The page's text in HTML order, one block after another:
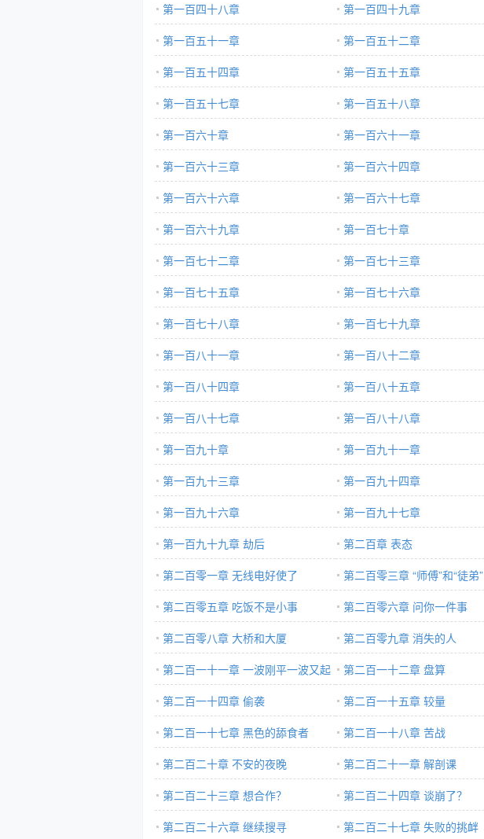
第一百四十八章
第一百四十九章
第一百五十一章
第一百五十二章
第一百五十四章
第一百五十五章
第一百五十七章
第一百五十八章
第一百六十章
第一百六十一章
第一百六十三章
第一百六十四章
第一百六十六章
第一百六十七章
第一百六十九章
第一百七十章
第一百七十二章
第一百七十三章
第一百七十五章
第一百七十六章
第一百七十八章
第一百七十九章
第一百八十一章
第一百八十二章
第一百八十四章
第一百八十五章
第一百八十七章
第一百八十八章
第一百九十章
第一百九十一章
第一百九十三章
第一百九十四章
第一百九十六章
第一百九十七章
第一百九十九章 劫后
第二百章 表态
第二百零一章 无线电好使了
第二百零三章 “师傅”和“徒弟”
第二百零五章 吃饭不是小事
第二百零六章 问你一件事
第二百零八章 大桥和大厦
第二百零九章 消失的人
第二百一十一章 一波刚平一波又起
第二百一十二章 盘算
第二百一十四章 偷袭
第二百一十五章 较量
第二百一十七章 黑色的舔食者
第二百一十八章 苦战
第二百二十章 不安的夜晚
第二百二十一章 解剖课
第二百二十三章 想合作？
第二百二十四章 谈崩了？
第二百二十六章 继续搜寻
第二百二十七章 失败的挑衅